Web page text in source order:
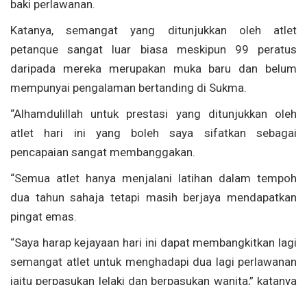
baki perlawanan.
Katanya, semangat yang ditunjukkan oleh atlet
petanque sangat luar biasa meskipun 99 peratus
daripada mereka merupakan muka baru dan belum
mempunyai pengalaman bertanding di Sukma.
“Alhamdulillah untuk prestasi yang ditunjukkan oleh
atlet hari ini yang boleh saya sifatkan sebagai
pencapaian sangat membanggakan.
“Semua atlet hanya menjalani latihan dalam tempoh
dua tahun sahaja tetapi masih berjaya mendapatkan
pingat emas.
“Saya harap kejayaan hari ini dapat membangkitkan lagi
semangat atlet untuk menghadapi dua lagi perlawanan
iaitu perpasukan lelaki dan berpasukan wanita,” katanya